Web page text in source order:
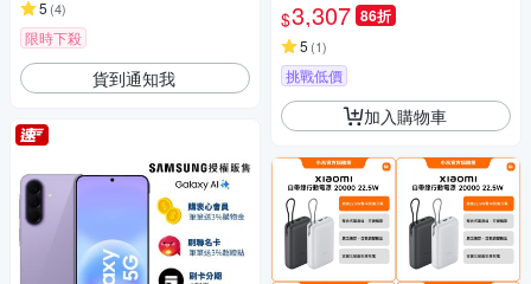
5 (4)
限時下殺
貨到通知我
(WIZ043)
$3,307 86折
5 (1)
挑戰低價
加入購物車